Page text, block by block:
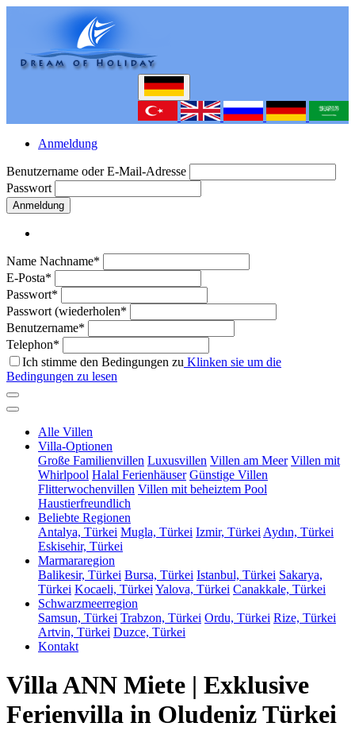
Anmeldung
Benutzername oder E-Mail-Adresse
Passwort
Anmeldung
Name Nachname*
E-Posta*
Passwort*
Passwort (wiederholen*
Benutzername*
Telephon*
Ich stimme den Bedingungen zu Klinken sie um die
Bedingungen zu lesen
Alle Villen
Villa-Optionen
Große Familienvillen Luxusvillen Villen am Meer Villen mit
Whirlpool Halal Ferienhäuser Günstige Villen
Flitterwochenvillen Villen mit beheiztem Pool
Haustierfreundlich
Beliebte Regionen
Antalya, Türkei Mugla, Türkei Izmir, Türkei Aydın, Türkei
Eskisehir, Türkei
Marmararegion
Balikesir, Türkei Bursa, Türkei Istanbul, Türkei Sakarya,
Türkei Kocaeli, Türkei Yalova, Türkei Canakkale, Türkei
Schwarzmeerregion
Samsun, Türkei Trabzon, Türkei Ordu, Türkei Rize, Türkei
Artvin, Türkei Duzce, Türkei
Kontakt
Villa ANN Miete | Exklusive
Ferienvilla in Oludeniz Türkei